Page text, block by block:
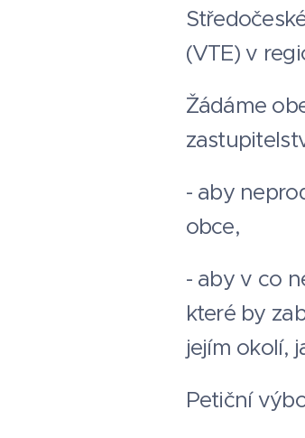
(VTE) v
Žádáme
- aby
obce,
- aby v co
které by
jejím okolí,
Petiční